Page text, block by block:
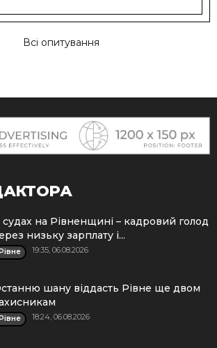
Всі опитування
судах на Рівненщині – кадровий голод
низьку зарплату і...
Рівне 19:35, 06.08.2026
шану віддасть Рівне ще двом
Рівне 18:24, 06.08.2026